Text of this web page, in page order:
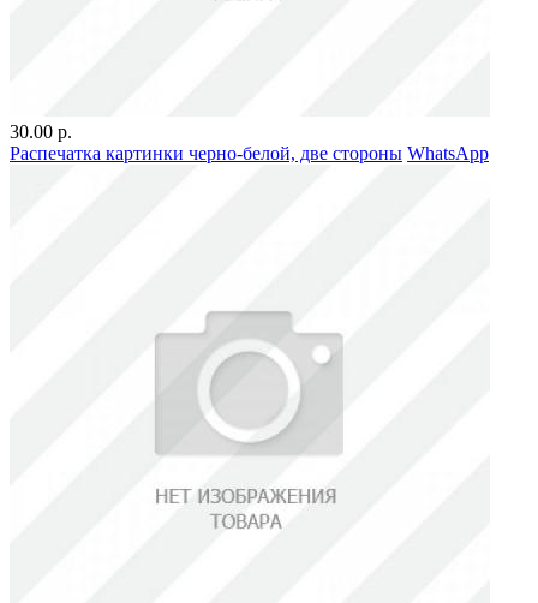
30.00 р.
Распечатка картинки черно-белой, две стороны WhatsApp